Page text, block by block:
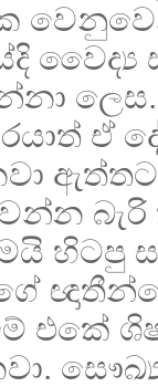
වෛද්‍ය
ඒ
හිටපු
එකේ